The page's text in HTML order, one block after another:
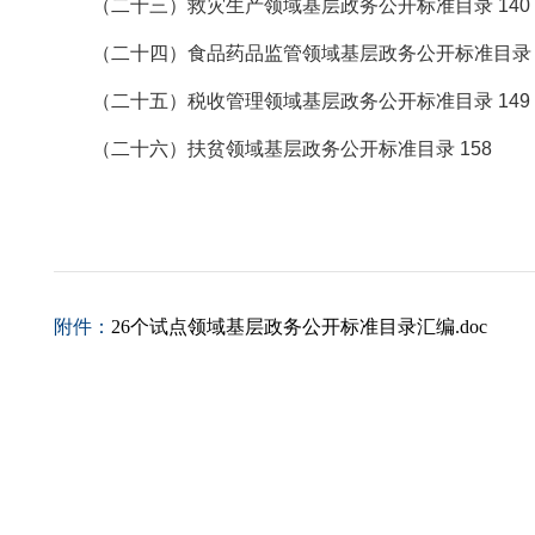
（二十三）救灾生产领域基层政务公开标准目录 140
（二十四）食品药品监管领域基层政务公开标准目
（二十五）税收管理领域基层政务公开标准目录 149
（二十六）扶贫领域基层政务公开标准目录 158
附件： 26个试点领域基层政务公开标准目录汇编.doc